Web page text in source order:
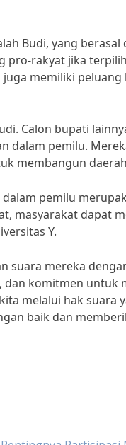
Budi, yang
pro-rakyat jika
memiliki
Calon bupati
dalam pemilu.
membangun
pemilu
masyarakat dapat
Y.
suara mereka
komitmen untuk
melalui hak suara
baik dan